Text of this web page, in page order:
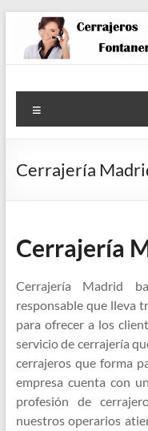
contenido
Cerrajería
Cerrajería
Cerrajería Madrid
responsable que lleva
para ofrecer a los
servicio de cerrajería
cerrajeros que forma
empresa cuenta con
profesión de
nuestros operarios